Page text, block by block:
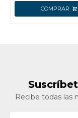
Recibe todas las